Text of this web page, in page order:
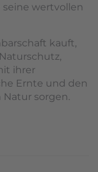
wertvollen
kauft,
ihrer
Ernte und den
sorgen.